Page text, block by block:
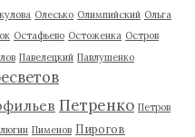
Олесько Олимпийский Ольга
Остафьево Остоженка Остров
Павелецкий Павлушенко
Петренко Петров
Пименов Пирогов